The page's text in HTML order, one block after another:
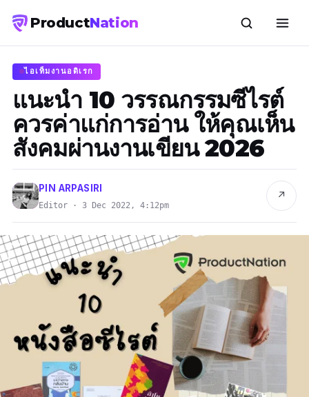
ProductNation
ไอเท็มงานอดิเรก
แนะนำ 10 วรรณกรรมซีไรต์
ควรค่าแก่การอ่าน ให้คุณเห็น
สังคมผ่านงานเขียน 2026
PIN ARPASIRI
Editor · 3 Dec 2022, 4:12pm
↗